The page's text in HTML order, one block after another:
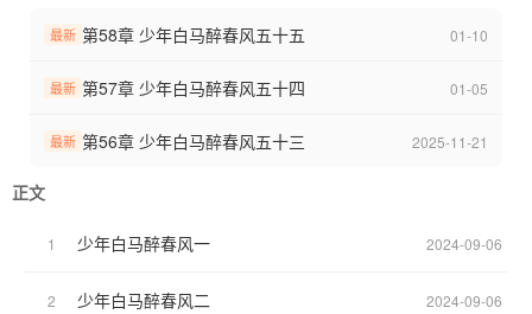
所以又换了这本。
不弃坑，不弃坑。
最新 第58章 少年白马醉春风五十五 01-10
最新 第57章 少年白马醉春风五十四 01-05
最新 第56章 少年白马醉春风五十三 2025-11-21
正文
1 少年白马醉春风一 2024-09-06
2 少年白马醉春风二 2024-09-06